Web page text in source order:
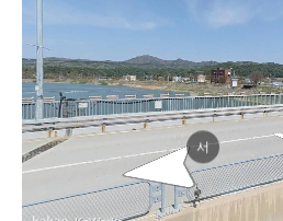
서